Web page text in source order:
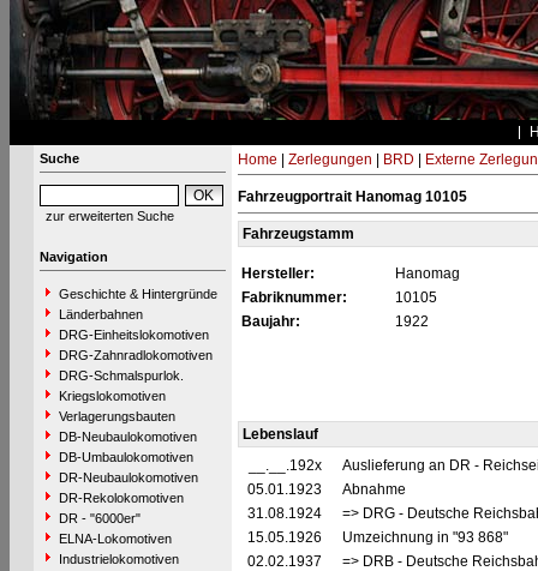
Suche
zur erweiterten Suche
Navigation
Geschichte & Hintergründe
Länderbahnen
DRG-Einheitslokomotiven
DRG-Zahnradlokomotiven
DRG-Schmalspurlok.
Kriegslokomotiven
Verlagerungsbauten
DB-Neubaulokomotiven
DB-Umbaulokomotiven
DR-Neubaulokomotiven
DR-Rekolokomotiven
DR - "6000er"
ELNA-Lokomotiven
Industrielokomotiven
Home Zerlegungen BRD Externe
Fahrzeugportrait Hanomag 10105
Fahrzeugstamm
Hersteller:
Hanomag
Fabriknummer:
10105
Baujahr:
1922
Lebenslauf
__.__.192x
Auslieferung an DR -
05.01.1923
Abnahme
31.08.1924
=> DRG - Deutsche
15.05.1926
Umzeichnung in "93 868"
02.02.1937
=> DRB - Deutsche